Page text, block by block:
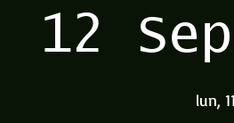
12
lun,